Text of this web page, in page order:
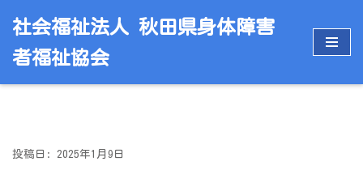
ン
テ
ス
社会福祉法人 秋田県身体障害
者福祉協会
投稿日: 2025年1月9日